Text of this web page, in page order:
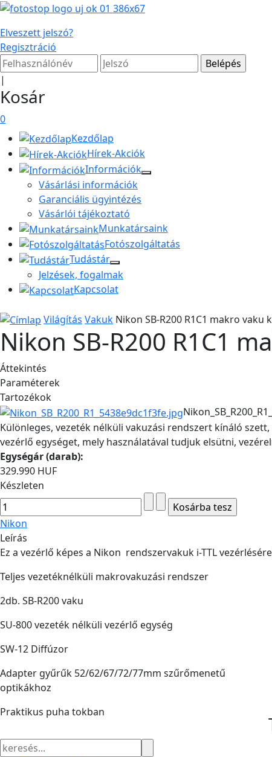
Elveszett jelszó?
Regisztráció
|
Kosár
0
Kezdőlap
Hírek-Akciók
Információk
Vásárlási információk
Garanciális ügyintézés
Vásárlói tájékoztató
Munkatársaink
Fotószolgáltatás
Tudástár
Jelzések, fogalmak
Kapcsolat
Világítás Vakuk Nikon SB-R200 R1C1 makro vaku
Nikon SB-R200 R1C1
Áttekintés
Paraméterek
Tartozékok
Különleges, vezeték nélküli vakuzási rendszert kínáló
vezérlő egységet, mely használatával tudjuk elsütni,
Egységár (darab):
329.990 HUF
Készleten
Nikon
Leírás
Ez a vezérlő képes a Nikon rendszervakuk i-TTL
Teljes vezetéknélküli makrovakuzási rendszer
2db. SB-R200 vaku
SU-800 vezeték nélküli vezérlő egység
SW-12 Diffúzor
Adapter gyűrűk 52/62/67/72/77mm szűrőmenetű
optikákhoz
Praktikus puha tokban